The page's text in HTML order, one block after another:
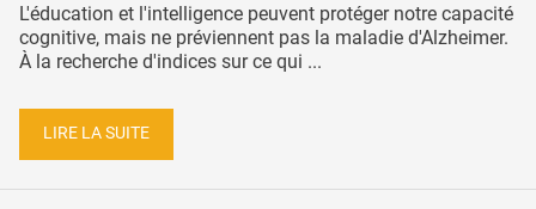
L'éducation et l'intelligence peuvent protéger notre capacité
cognitive, mais ne préviennent pas la maladie d'Alzheimer.
À la recherche d'indices sur ce qui ...
LIRE LA SUITE